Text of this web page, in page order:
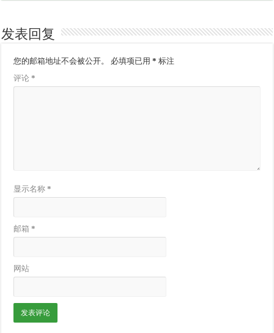
发表回复
您的邮箱地址不会被公开。 必填项已用* 标注
评论*
显示名称*
邮箱*
网站